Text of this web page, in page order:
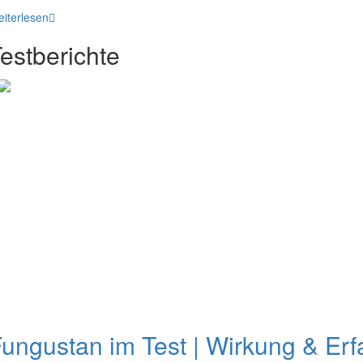
im Test | Wirkung &